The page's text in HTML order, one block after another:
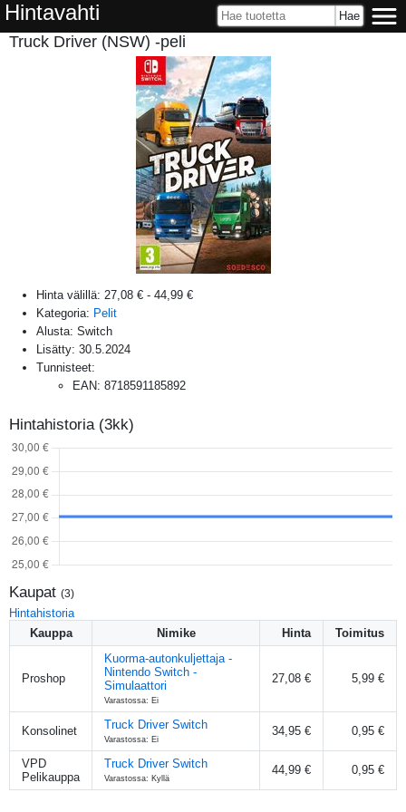
Hintavahti
Truck Driver (NSW) -peli
Hinta välillä: 27,08 € - 44,99 €
Kategoria: Pelit
Alusta: Switch
Lisätty: 30.5.2024
Tunnisteet:
EAN: 8718591185892
Hintahistoria (3kk)
Kaupat (3)
Hintahistoria
Kauppa
Nimike Hinta Toimitus
Proshop
Kuorma-autonkuljettaja -
Nintendo Switch -
Simulaattori
Varastossa: Ei
27,08 € 5,99 €
Konsolinet Truck Driver Switch
Varastossa: Ei
34,95 € 0,95 €
VPD
Pelikauppa
Truck Driver Switch
Varastossa: Kyllä
44,99 € 0,95 €